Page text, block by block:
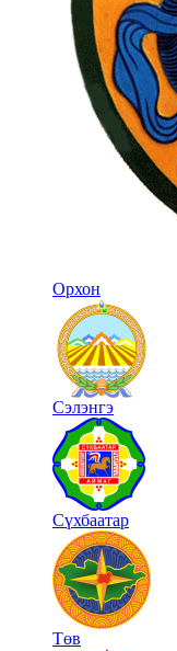
Орхон
Сэлэнгэ
Сүхбаатар
Төв